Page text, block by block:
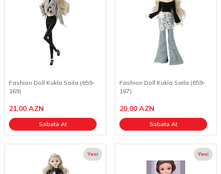
Fashion Doll Kukla Saila (659-
169)
21,00 AZN
Səbətə At
Fashion Doll Kukla Saila (659-
167)
20,00 AZN
Səbətə At
Yeni Yeni